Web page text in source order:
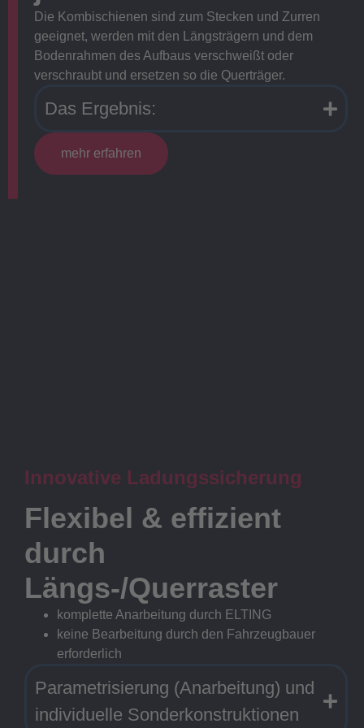
Die Kombischienen sind zum Stecken und Zurren
geeignet, werden mit den Längsträgern und dem
Bodenrahmen des Aufbaus verschweißt oder
verschraubt und ersetzen so die Querträger.
Das Ergebnis:
mehr erfahren
Innovative Ladungssicherung
Flexibel & effizient
durch
Längs-/Querraster
komplette Anarbeitung durch ELTING
keine Bearbeitung durch den Fahrzeugbauer
erforderlich
Parametrisierung (Anarbeitung) und
individuelle Sonderkonstruktionen